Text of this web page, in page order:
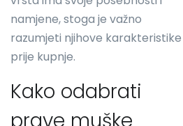
namjene, stoga je važno
razumjeti njihove karakteristike
prije kupnje.
Kako odabrati